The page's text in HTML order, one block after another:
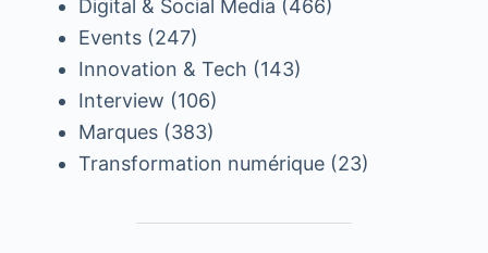
Digital & Social Media (466)
Events(247)
Innovation & Tech (143)
Interview (106)
Marques(383)
Transformation numérique(23)